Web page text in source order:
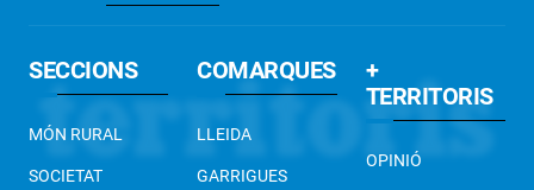
SECCIONS
MÓN RURAL
SOCIETAT
COMARQUES
LLEIDA
GARRIGUES
+
TERRITORIS
OPINIÓ